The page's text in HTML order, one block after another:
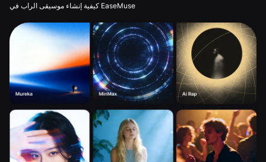
كيفية إنشاء موسيقى الراب في EaseMuse